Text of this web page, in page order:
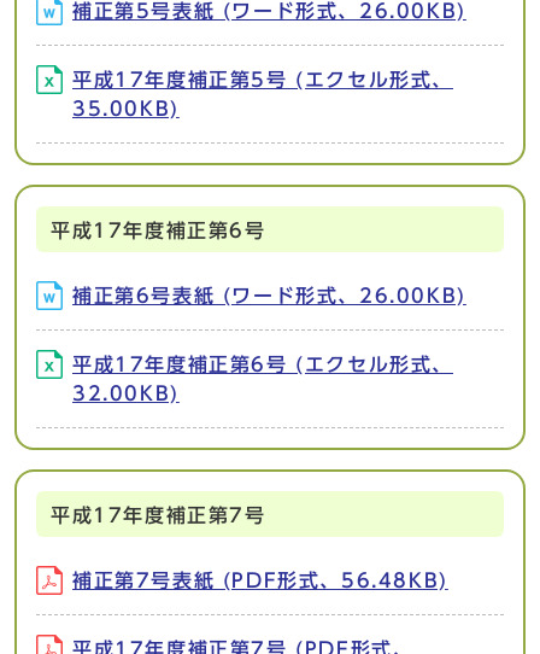
補正第5号表紙 (ワード形式、26.00KB)
平成17年度補正第5号 (エクセル形式、
35.00KB)
平成17年度補正第6号
補正第6号表紙 (ワード形式、26.00KB)
平成17年度補正第6号 (エクセル形式、
32.00KB)
平成17年度補正第7号
補正第7号表紙 (PDF形式、56.48KB)
平成17年度補正第7号 (PDF形式、